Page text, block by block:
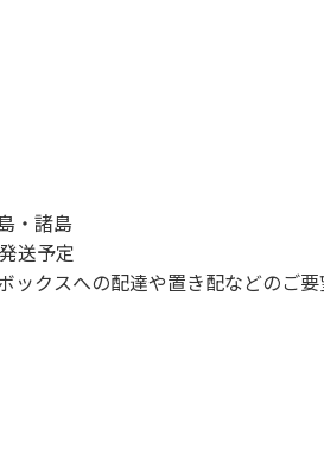
・諸島
送予定
クスへの配達や置き配などのご要